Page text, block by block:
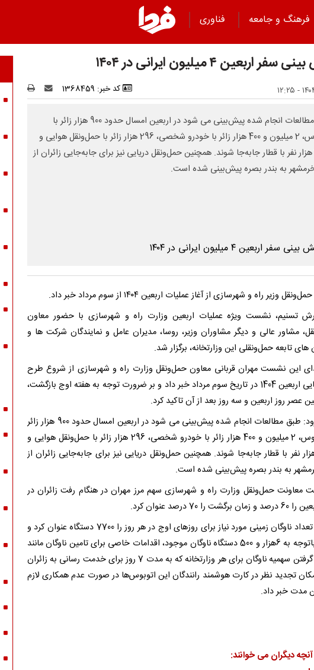
فرهنگ و جامعه
فناوری
اربعین ۴ میلیون ایرانی در ۱۴۰۴
کد خبر: 1368459
طبق مطالعات انجام شده پیش‌بینی می شود در اربعین امسال حدود 900 هزار زائر با
اتوبوس، 2 میلیون و 400 هزار زائر با خودرو شخصی، 296 هزار زائر با حمل‌ونقل هوایی و
هزار نفر با قطار جابه‌جا شوند. همچنین حمل‌ونقل دریایی نیز برای جابه‌جایی زائران از
خرمشهر به بندر بصره پیش‌بینی شده است.
وزیر راه و شهرسازی از آغاز عملیات اربعین ۱۴۰۴ از سوم مرداد خبر داد.
تسنیم، نشست ویژه عملیات اربعین وزارت راه و شهرسازی با حضور معاون
مشاور عالی و دیگر مشاوران وزیر، روسا، مدیران عامل و نمایندگان شرکت ها و
های تابعه حمل‌ونقلی این وزارتخانه، برگزار شد.
این نشست مهران قربانی معاون حمل‌ونقل وزارت راه و شهرسازی از شروع طرح
جابه‌جایی اربعین 1404 در تاریخ سوم مرداد خبر داد و بر ضرورت توجه به هفته اوج بازگشت،
عصر روز اربعین و سه روز بعد از آن تاکید کرد.
وی افزود: طبق مطالعات انجام شده پیش‌بینی می شود در اربعین امسال حدود 900 هزار زائر
با اتوبوس، 2 میلیون و 400 هزار زائر با خودرو شخصی، 296 هزار زائر با حمل‌ونقل هوایی و
هزار نفر با قطار جابه‌جا شوند. همچنین حمل‌ونقل دریایی نیز برای جابه‌جایی زائران از
به بندر بصره پیش‌بینی شده است.
معاونت حمل‌ونقل وزارت راه و شهرسازی سهم مرز مهران در هنگام رفت زائران در
را 70 درصد عنوان کرد.
قربانی تعداد ناوگان زمینی مورد نیاز برای روزهای اوج در هر روز را 7700 دستگاه عنوان کرد و
گفت: باتوجه به 6هزار و 500 دستگاه ناوگان موجود، اقدامات خاصی برای تامین ناوگان مانند
در نظر گرفتن سهمیه ناوگان برای هر وزارتخانه که به مدت 7 روز برای خدمت رسانی به زائران
تجدید نظر در کارت هوشمند رانندگان این اتوبوس‌ها در صورت عدم همکاری لازم
مدت خبر داد.
آنچه دیگران می خوانند: